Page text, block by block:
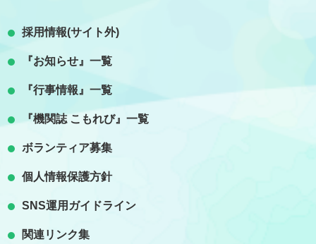
採用情報(サイト外)
『お知らせ』一覧
『行事情報』一覧
『機関誌 こもれび』一覧
ボランティア募集
個人情報保護方針
SNS運用ガイドライン
関連リンク集